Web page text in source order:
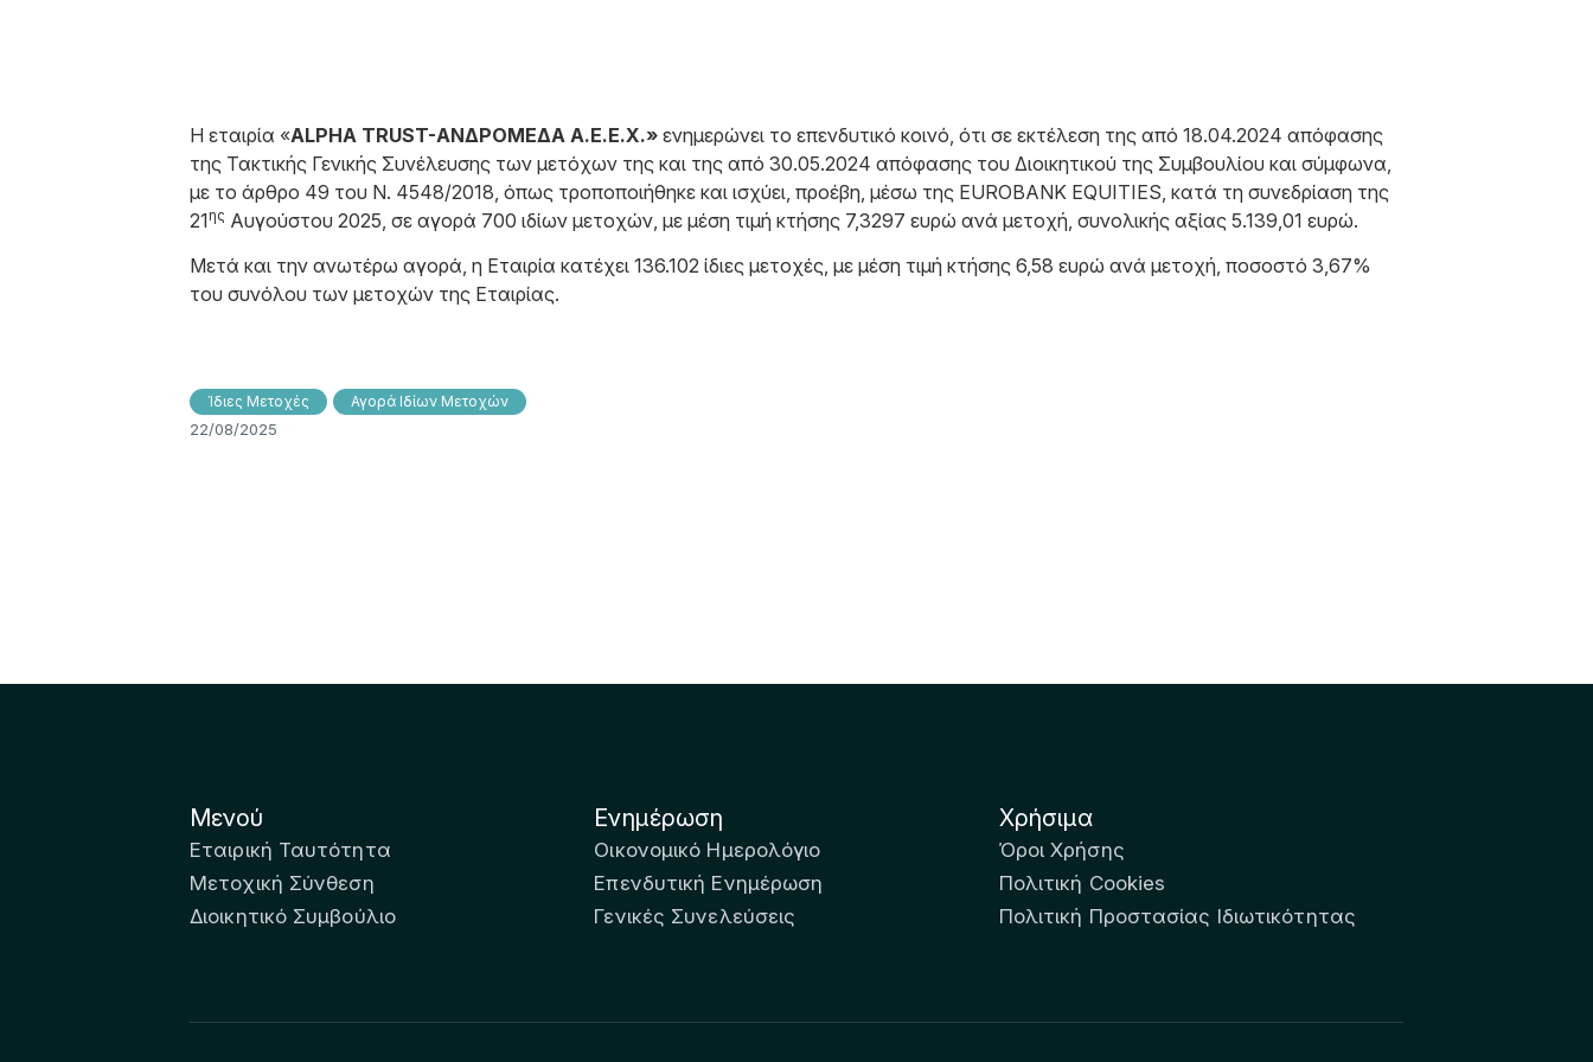
Η εταιρία «ALPHA TRUST-ΑΝΔΡΟΜΕΔΑ Α.Ε.Ε.Χ.» ενημερώνει το επενδυτικό κοινό, ότι σε εκτέλεση της από 18.04.2024 απόφασης
της Τακτικής Γενικής Συνέλευσης των μετόχων της και της από 30.05.2024 απόφασης του Διοικητικού της Συμβουλίου και σύμφωνα,
με το άρθρο 49 του N. 4548/2018, όπως τροποποιήθηκε και ισχύει, προέβη, μέσω της EUROBANK EQUITIES, κατά τη συνεδρίαση της
21ης Αυγούστου 2025, σε αγορά 700 ιδίων μετοχών, με μέση τιμή κτήσης 7,3297 ευρώ ανά μετοχή, συνολικής αξίας 5.139,01 ευρώ.
Μετά και την ανωτέρω αγορά, η Εταιρία κατέχει 136.102 ίδιες μετοχές, με μέση τιμή κτήσης 6,58 ευρώ ανά μετοχή, ποσοστό 3,67%
του συνόλου των μετοχών της Εταιρίας.
Ίδιες Μετοχές Αγορά Ιδίων Μετοχών
22/08/2025
Μενού
Εταιρική Ταυτότητα
Μετοχική Σύνθεση
Διοικητικό Συμβούλιο
Ενημέρωση
Οικονομικό Ημερολόγιο
Επενδυτική Ενημέρωση
Γενικές Συνελεύσεις
Χρήσιμα
Όροι Χρήσης
Πολιτική Cookies
Πολιτική Προστασίας Ιδιωτικότητας